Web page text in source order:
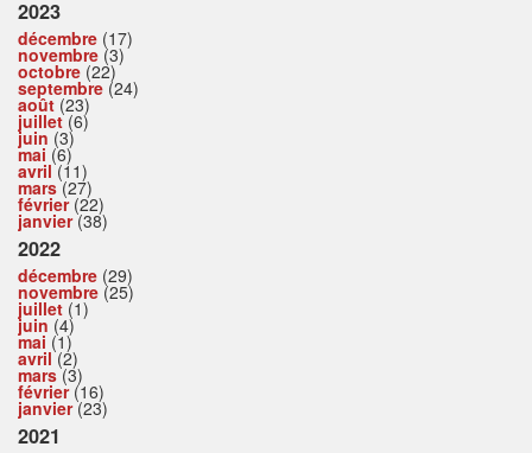
2023
décembre (17)
novembre (3)
octobre (22)
septembre (24)
août (23)
juillet(6)
juin (3)
mai (6)
avril(11)
mars(27)
février(22)
janvier(38)
2022
décembre (29)
novembre (25)
juillet (1)
juin (4)
mai (1)
avril(2)
mars(3)
février(16)
janvier(23)
2021